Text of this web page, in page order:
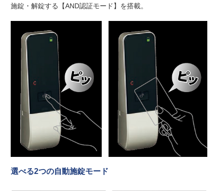
施錠・解錠する【AND認証モード】を搭載。
選べる2つの自動施錠モード